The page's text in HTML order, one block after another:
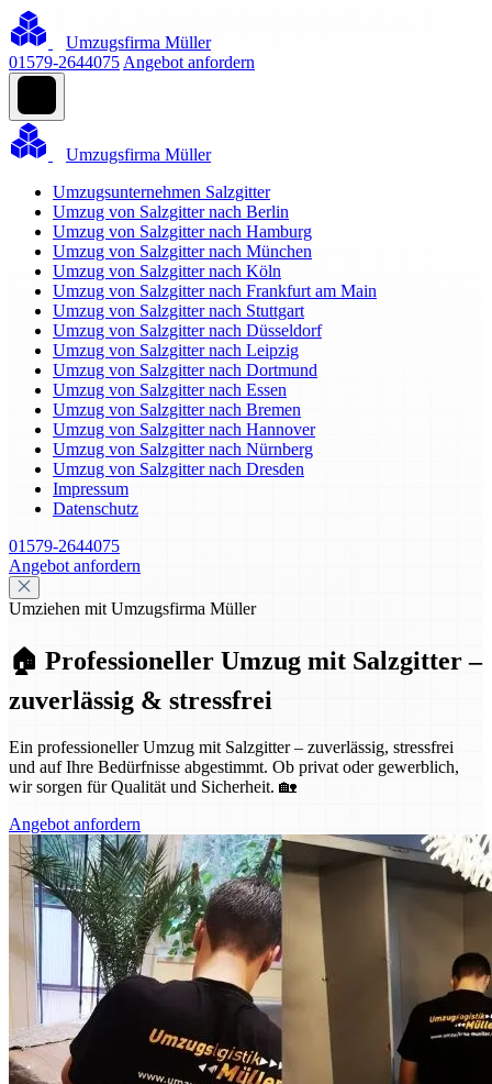
Umzugsfirma Müller
01579-2644075 Angebot anfordern
Umzugsfirma Müller
Umzugsunternehmen Salzgitter
Umzug von Salzgitter nach Berlin
Umzug von Salzgitter nach Hamburg
Umzug von Salzgitter nach München
Umzug von Salzgitter nach Köln
Umzug von Salzgitter nach Frankfurt am Main
Umzug von Salzgitter nach Stuttgart
Umzug von Salzgitter nach Düsseldorf
Umzug von Salzgitter nach Leipzig
Umzug von Salzgitter nach Dortmund
Umzug von Salzgitter nach Essen
Umzug von Salzgitter nach Bremen
Umzug von Salzgitter nach Hannover
Umzug von Salzgitter nach Nürnberg
Umzug von Salzgitter nach Dresden
Impressum
Datenschutz
01579-2644075
Angebot anfordern
Umziehen mit Umzugsfirma Müller
🏠 Professioneller Umzug mit Salzgitter –
zuverlässig & stressfrei
Ein professioneller Umzug mit Salzgitter – zuverlässig, stressfrei
und auf Ihre Bedürfnisse abgestimmt. Ob privat oder gewerblich,
wir sorgen für Qualität und Sicherheit. 🏡
Angebot anfordern